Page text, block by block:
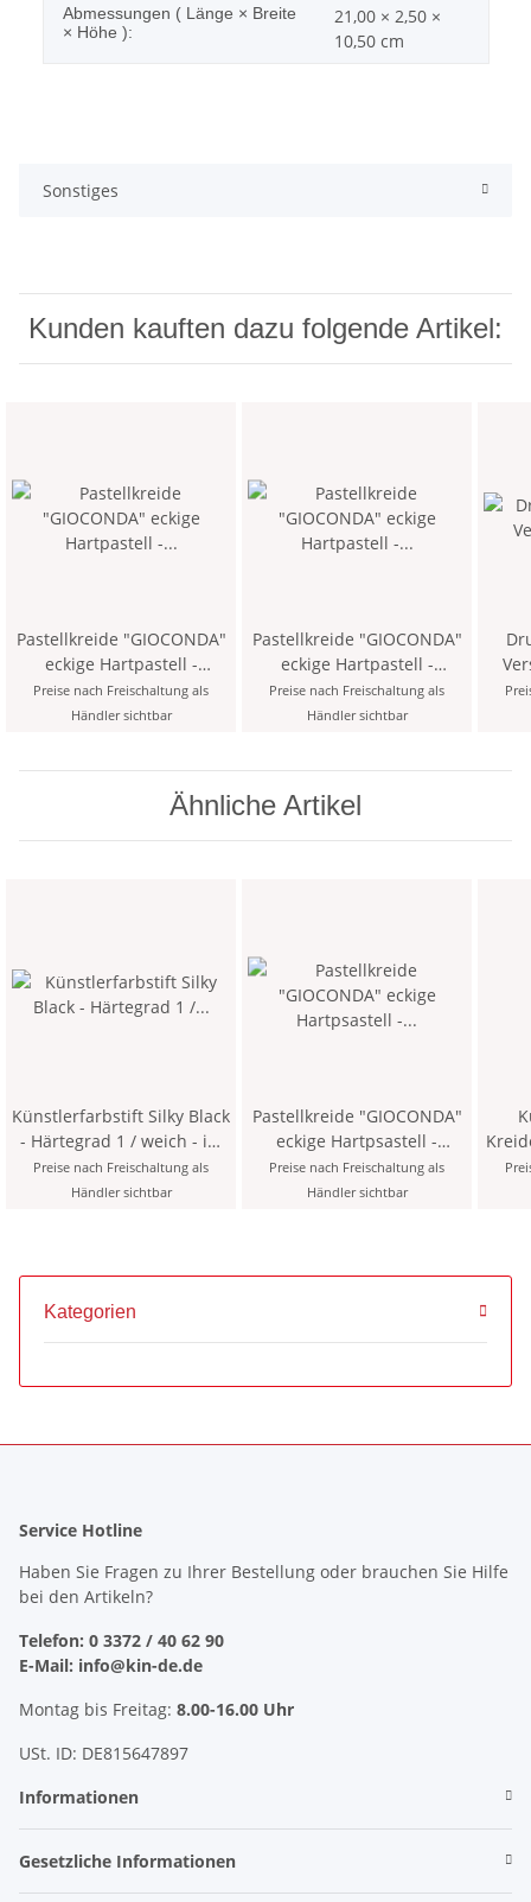
Abmessungen ( Länge × Breite
× Höhe ):
21,00 × 2,50 ×
10,50 cm
Sonstiges
Kunden kauften dazu folgende Artikel:
Pastellkreide "GIOCONDA"
eckige Hartpastell -
Grautöne, im 12er Pack
Preise nach Freischaltung als
Händler sichtbar
Pastellkreide "GIOCONDA"
eckige Hartpastell -
farblich sortiert, im 12er
Pack
Preise nach Freischaltung als
Händler sichtbar
Ähnliche Artikel
Künstlerfarbstift Silky Black
- Härtegrad 1 / weich - im
Blister
Preise nach Freischaltung als
Händler sichtbar
Pastellkreide "GIOCONDA"
eckige Hartpsastell -
farblich sortiert, im 24er
Pack
Preise nach Freischaltung als
Händler sichtbar
Kategorien
Service Hotline
Haben Sie Fragen zu Ihrer Bestellung oder brauchen Sie Hilfe
bei den Artikeln?
Telefon: 0 3372 / 40 62 90
E-Mail: info@kin-de.de
Montag bis Freitag: 8.00-16.00 Uhr
USt. ID: DE815647897
Informationen
Gesetzliche Informationen